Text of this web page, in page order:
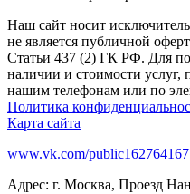
Наш сайт носит
не является публичной
Статьи 437 (2) ГК РФ. Для
наличии и стоимости услуг,
нашим телефонам или по
Политика
Карта сайта
www.vk.com/public162764167
Адрес: г. Москва, Проезд